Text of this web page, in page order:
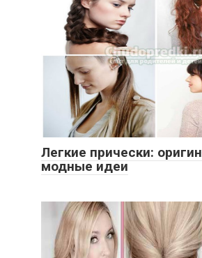
Легкие прически:
модные идеи